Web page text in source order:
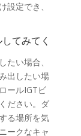
定でき、
てみてく
たい場合、
出したい場
ールIGTビ
ださい。ダ
る場所を気
ークなキャ